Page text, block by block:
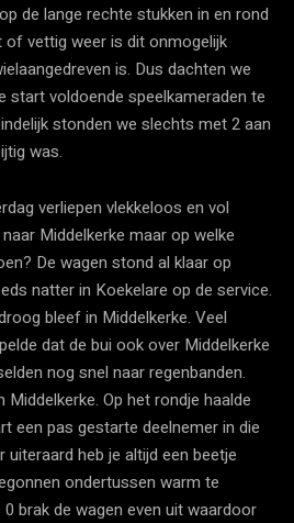
de lange rechte stukken in en rond
of vettig weer is dit onmogelijk
is. Dus dachten we
start voldoende speelkameraden te
stonden we slechts met 2 aan
was.
verliepen vlekkeloos en vol
Middelkerke maar op welke
De wagen stond al klaar op
natter in Koekelare op de service.
bleef in Middelkerke. Veel
dat de bui ook over Middelkerke
nog snel naar regenbanden.
Op het rondje haalde
een pas gestarte deelnemer in die
heb je altijd een beetje
ondertussen warm te
brak de wagen even uit waardoor